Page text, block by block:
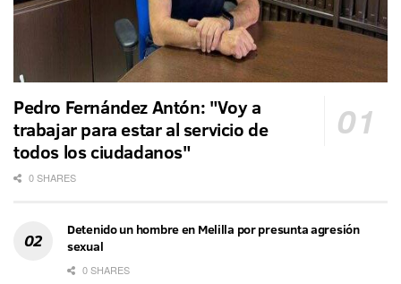
Pedro Fernández Antón: "Voy a
trabajar para estar al servicio de
todos los ciudadanos"
0 SHARES
Detenido un hombre en Melilla por presunta agresión
sexual
0 SHARES